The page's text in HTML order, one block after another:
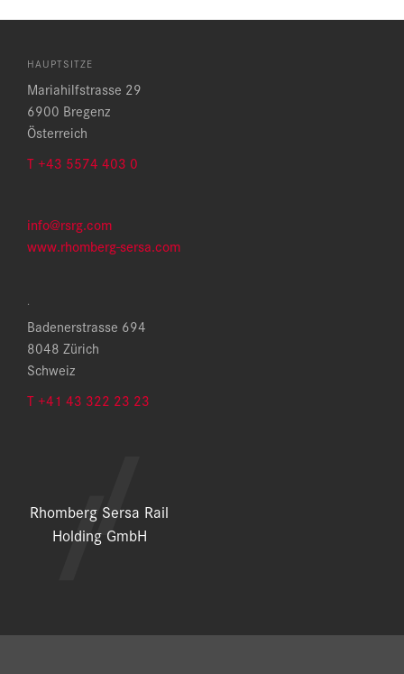
HAUPTSITZE
Mariahilfstrasse 29
6900 Bregenz
Österreich
T +43 5574 403 0
info@rsrg.com
www.rhomberg-sersa.com
.
Badenerstrasse 694
8048 Zürich
Schweiz
T +41 43 322 23 23
Rhomberg Sersa Rail
Holding GmbH